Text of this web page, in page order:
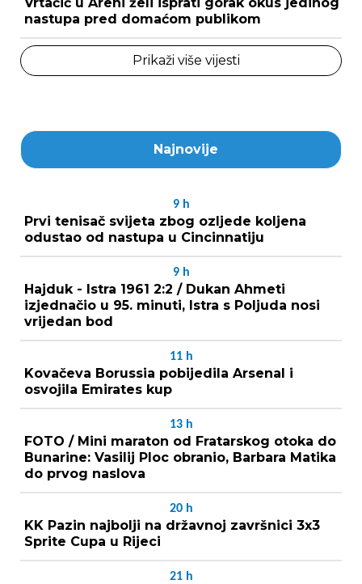
nastupa pred domaćom publikom
Prikaži više vijesti
Najnovije
9 h
Prvi tenisač svijeta zbog ozljede koljena
odustao od nastupa u Cincinnatiju
9 h
Hajduk - Istra 1961 2:2 / Dukan Ahmeti
izjednačio u 95. minuti, Istra s Poljuda nosi
vrijedan bod
11 h
Kovačeva Borussia pobijedila Arsenal i
osvojila Emirates kup
13 h
FOTO / Mini maraton od Fratarskog otoka do
Bunarine: Vasilij Ploc obranio, Barbara Matika
do prvog naslova
20 h
KK Pazin najbolji na državnoj završnici 3x3
Sprite Cupa u Rijeci
21 h